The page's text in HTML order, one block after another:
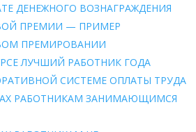
ДЕНЕЖНОГО ВОЗНАГРАЖДЕНИЯ
ПРЕМИИ — ПРИМЕР
ПРЕМИРОВАНИИ
ЛУЧШИЙ РАБОТНИК ГОДА
СИСТЕМЕ ОПЛАТЫ ТРУДА
РАБОТНИКАМ ЗАНИМАЮЩИМСЯ